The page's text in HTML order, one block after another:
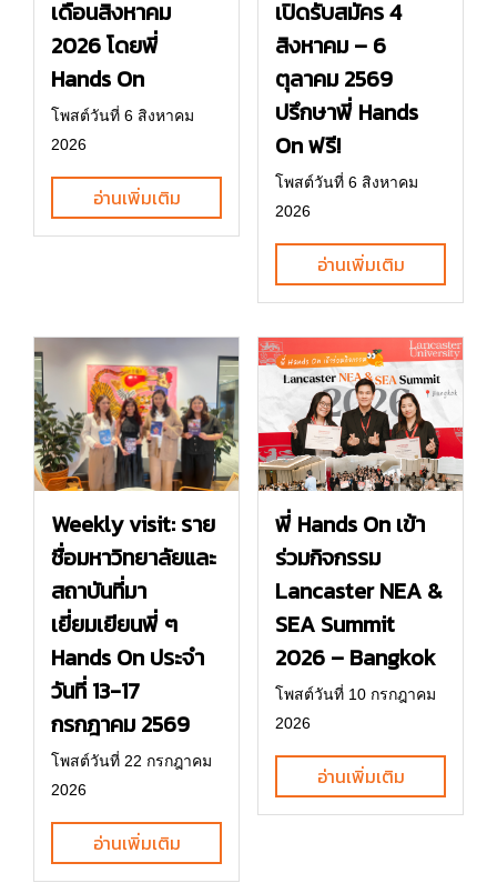
เดือนสิงหาคม
2026 โดยพี่
Hands On
โพสต์วันที่ 6 สิงหาคม
2026
อ่านเพิ่มเติม
เปิดรับสมัคร 4
สิงหาคม – 6
ตุลาคม 2569
ปรึกษาพี่ Hands
On ฟรี!
โพสต์วันที่ 6 สิงหาคม
2026
อ่านเพิ่มเติม
Weekly visit: ราย
ชื่อมหาวิทยาลัยและ
สถาบันที่มา
เยี่ยมเยียนพี่ ๆ
Hands On ประจำ
วันที่ 13-17
กรกฎาคม 2569
โพสต์วันที่ 22 กรกฎาคม
2026
อ่านเพิ่มเติม
พี่ Hands On เข้า
ร่วมกิจกรรม
Lancaster NEA &
SEA Summit
2026 – Bangkok
โพสต์วันที่ 10 กรกฎาคม
2026
อ่านเพิ่มเติม